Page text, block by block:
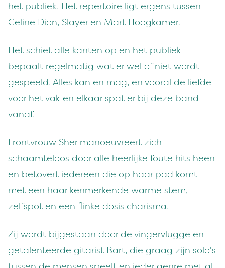
het publiek. Het repertoire ligt ergens tussen
Celine Dion, Slayer en Mart Hoogkamer.
Het schiet alle kanten op en het publiek
bepaalt regelmatig wat er wel of niet wordt
gespeeld. Alles kan en mag, en vooral de liefde
voor het vak en elkaar spat er bij deze band
vanaf.
Frontvrouw Sher manoeuvreert zich
schaamteloos door alle heerlijke foute hits heen
en betovert iedereen die op haar pad komt
met een haar kenmerkende warme stem,
zelfspot en een flinke dosis charisma.
Zij wordt bijgestaan door de vingervlugge en
getalenteerde gitarist Bart, die graag zijn solo's